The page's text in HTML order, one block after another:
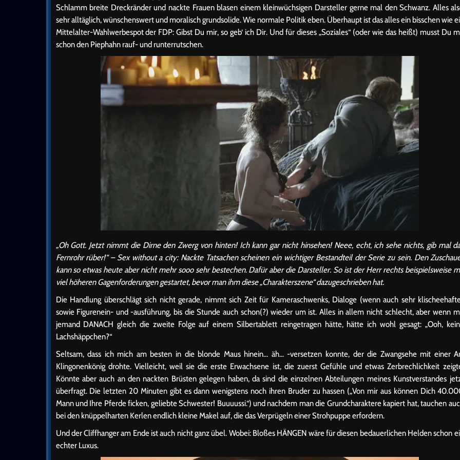
Schlamm breite Dreckränder und nackte Frauen blasen einem kleinwüchsigen Darsteller gerne mal den Schwanz. Alles
sehr alltäglich, wünschenswert und moralisch grundsolide. Wie normale Politik eben. Überhaupt ist das alles ein bisschen wie
Mittelalter-Wahlwerbespot der FDP: Gibst Du mir, so geb‘ ich Dir. Und für dieses „Soziales“ (oder wie das heißt) musst Du
schon den Piephahn rauf- und runterrutschen.
„Oh Gott. Jetzt nimmt die Dirne den Zwerg von hinten! Ich kann gar nicht hinsehen! Neee, echt, ich sehe nichts, gib mal
Fernrohr rüber!“ – Sex without a city: Nackte Tatsachen scheinen ein wichtiger Bestandteil der Serie zu sein. Den
kann so etwas heute aber nicht mehr sooo sehr bestechen. Dafür aber die Darsteller. So ist der Herr rechts beispielsweise
viel höheren Gagenforderungen gestartet, bevor man ihm diese „Charakterszene“ dazugeschrieben hat.
Die Handlung überschlägt sich nicht gerade, nimmt sich Zeit für Kameraschwenks, Dialoge (wenn auch sehr
sowie Figurenein- und -ausführung, bis die Stunde auch schon(?) wieder um ist. Alles in allem nicht schlecht, aber wenn
jemand DANACH gleich die zweite Folge auf einem Silbertablett reingetragen hätte, hätte ich wohl gesagt: „Ooh,
Lachshäppchen?“
Seltsam, dass ich mich am besten in die blonde Maus hinein… äh… -versetzen konnte, der die Zwangsehe mit einer
Klingonenkönig drohte. Vielleicht, weil sie die erste Erwachsene ist, die zuerst Gefühle und etwas Zerbrechlichkeit
Könnte aber auch an den nackten Brüsten gelegen haben, da sind die einzelnen Abteilungen meines Kunstverstandes
überfragt. Die letzten 20 Minuten gibt es dann wenigstens noch ihren Bruder zu hassen („Von mir aus können Dich
Mann und Ihre Pferde ficken, geliebte Schwester! Buuuussi.“) und nachdem man die Grundcharaktere kapiert hat, tauchen
bei den knüppelharten Kerlen endlich kleine Makel auf, die das Verprügeln einer Strohpuppe erfordern.
Und der Cliffhanger am Ende ist auch nicht ganz übel. Wobei: Bloßes HÄNGEN wäre für diesen bedauerlichen Helden schon
echter Luxus.